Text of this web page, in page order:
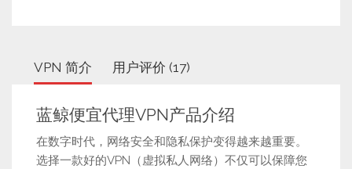
VPN 简介 用户评价 (17)
蓝鲸便宜代理VPN产品介绍
在数字时代，网络安全和隐私保护变得越来越重要。
选择一款好的VPN（虚拟私人网络）不仅可以保障您